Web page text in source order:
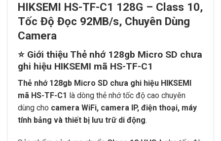
HIKSEMI HS-TF-C1 128G – Class 10,
Tốc Độ Đọc 92MB/s, Chuyên Dùng
Camera
⭐ Giới thiệu Thẻ nhớ 128gb Micro SD chưa
ghi hiệu HIKSEMI mã HS-TF-C1
Thẻ nhớ 128gb Micro SD chưa ghi hiệu HIKSEMI
mã HS-TF-C1 là dòng thẻ nhớ tốc độ cao chuyên
dùng cho camera WiFi, camera IP, điện thoại, máy
tính bảng và thiết bị lưu trữ di động.